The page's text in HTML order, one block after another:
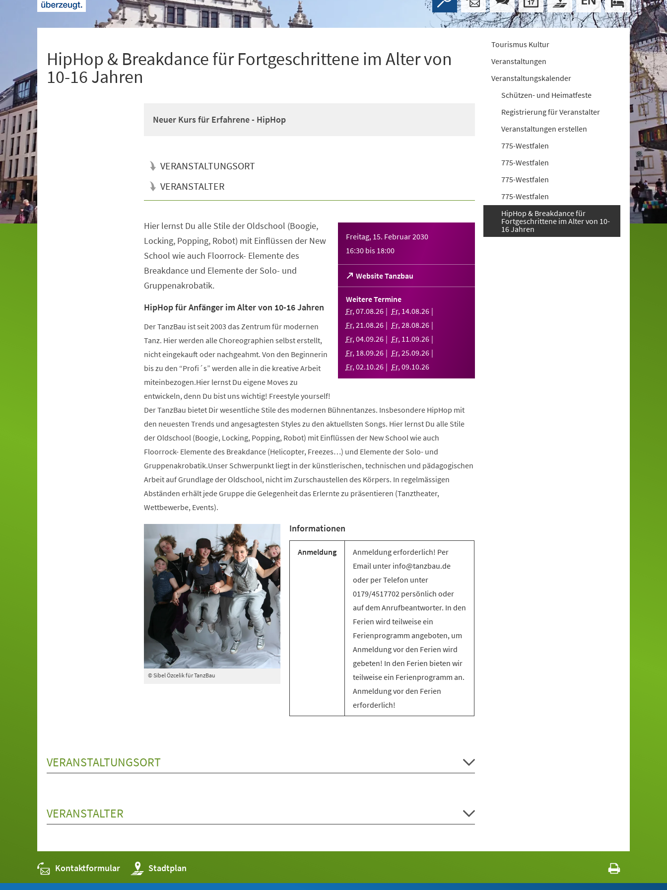
HipHop & Breakdance für Fortgeschrittene im Alter von
10-16 Jahren
Neuer Kurs für Erfahrene - HipHop
VERANSTALTUNGSORT
VERANSTALTER
Freitag, 15. Februar 2030
16:30 bis 18:00
Website Tanzbau
(Öffnet
in
einem
Tab)
Weitere Termine
Fr,07.08.26 Fr, 14.08.26
Fr,21.08.26 Fr,28.08.26
Fr,04.09.26 Fr, 11.09.26
Fr, 18.09.26 Fr,25.09.26
Fr,02.10.26 Fr,09.10.26
Hier lernst Du alle Stile der Oldschool (Boogie,
Locking, Popping, Robot) mit Einflüssen der New
School wie auch Floorrock- Elemente des
Breakdance und Elemente der Solo- und
Gruppenakrobatik.
HipHop für Anfänger im Alter von 10-16 Jahren
Der TanzBau ist seit 2003 das Zentrum für modernen
Tanz. Hier werden alle Choreographien selbst erstellt,
nicht eingekauft oder nachgeahmt. Von den Beginnerin
bis zu den “Profi´s” werden alle in die kreative Arbeit
miteinbezogen.Hier lernst Du eigene Moves zu
entwickeln, denn Du bist uns wichtig! Freestyle yourself!
Der TanzBau bietet Dir wesentliche Stile des modernen Bühnentanzes. Insbesondere HipHop mit
den neuesten Trends und angesagtesten Styles zu den aktuellsten Songs. Hier lernst Du alle Stile
der Oldschool (Boogie, Locking, Popping, Robot) mit Einflüssen der New School wie auch
Floorrock- Elemente des Breakdance (Helicopter, Freezes…) und Elemente der Solo- und
Gruppenakrobatik.Unser Schwerpunkt liegt in der künstlerischen, technischen und pädagogischen
Arbeit auf Grundlage der Oldschool, nicht im Zurschaustellen des Körpers. In regelmässigen
Abständen erhält jede Gruppe die Gelegenheit das Erlernte zu präsentieren (Tanztheater,
Wettbewerbe, Events).
© Sibel Özcelik für TanzBau
Informationen
Anmeldung
Anmeldung erforderlich! Per
Email unter info@tanzbau.de
oder per Telefon unter
0179/4517702 persönlich oder
auf dem Anrufbeantworter. In den
Ferien wird teilweise ein
Ferienprogramm angeboten, um
Anmeldung vor den Ferien wird
gebeten! In den Ferien bieten wir
teilweise ein Ferienprogramm an.
Anmeldung vor den Ferien
erforderlich!
VERANSTALTUNGSORT
VERANSTALTER
Tourismus Kultur
Veranstaltungen
Veranstaltungskalender
Schützen- und Heimatfeste
Registrierung für Veranstalter
Veranstaltungen erstellen
775-Westfalen
775-Westfalen
775-Westfalen
775-Westfalen
HipHop & Breakdance für
Fortgeschrittene im Alter von 10-
16 Jahren
Kontaktformular Stadtplan
(Öffnet
in
einem